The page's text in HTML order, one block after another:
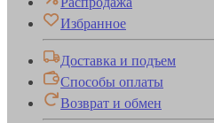
Избранное
Доставка и подъем
Способы оплаты
Возврат и обмен